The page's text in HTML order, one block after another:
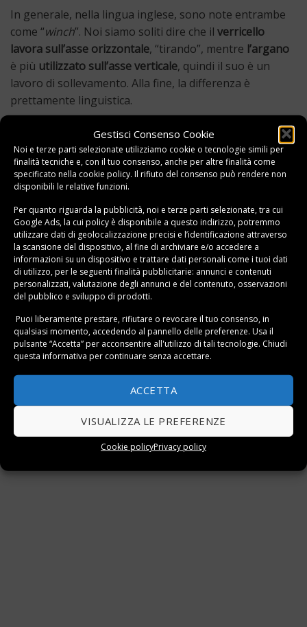
Gestisci Consenso Cookie
Noi e terze parti selezionate utilizziamo cookie o tecnologie simili per
finalità tecniche e, con il tuo consenso, anche per altre finalità come
specificato nella cookie policy. Il rifiuto del consenso può rendere non
disponibili le relative funzioni.
Per quanto riguarda la pubblicità, noi e terze parti selezionate, tra cui
Google Ads, la cui policy è disponibile a questo indirizzo, potremmo
utilizzare dati di geolocalizzazione precisi e l’identificazione attraverso
la scansione del dispositivo, al fine di archiviare e/o accedere a
informazioni su un dispositivo e trattare dati personali come i tuoi dati
di utilizzo, per le seguenti finalità pubblicitarie: annunci e contenuti
personalizzati, valutazione degli annunci e del contenuto, osservazioni
del pubblico e sviluppo di prodotti.
Puoi liberamente prestare, rifiutare o revocare il tuo consenso, in
qualsiasi momento, accedendo al pannello delle preferenze. Usa il
pulsante “Accetta” per acconsentire all'utilizzo di tali tecnologie. Chiudi
questa informativa per continuare senza accettare.
ACCETTA
VISUALIZZA LE PREFERENZE
Cookie policyPrivacy policy
In generale, nella lingua inglese, sono note entrambe
come “winch”. Noi siamo soliti dire che il verricello
lavora sull’asse orizzontale, “tirando”, mentre l’argano
è più utilizzato sull’asse verticale, quindi il suo è un
lavoro di sollevamento. Alla fine, la differenza è
prettamente linguistica.
Questo elemento è stato inserito inGuidee taggatoMateriali.
Come igienizzare il
puzza di pipì
condizionatore